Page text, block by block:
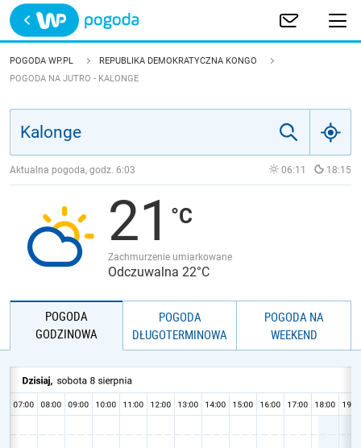
Trwa ładowanie
POLSKA
JAKOŚĆ POWIETRZA
POGODA WP.PL
REPUBLIKA DEMOKRATYCZNA KONGO
POGODA NA JUTRO - KALONGE
Aktualna pogoda, godz. 6:03 06:11 18:15
21
Zachmurzenie umiarkowane
Odczuwalna 22°C
POGODA
GODZINOWA
POGODA
DŁUGOTERMINOWA
POGODA NA
WEEKEND